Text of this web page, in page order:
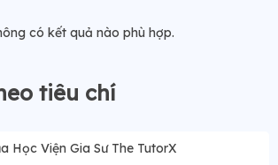
có kết quả nào phù hợp.
tiêu chí
Học Viện Gia Sư The TutorX